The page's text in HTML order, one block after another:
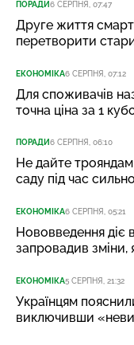
ПОРАДИ6 СЕРПНЯ, 07:47
Друге життя
перетворити
ЕКОНОМІКА6 СЕРПНЯ, 07:12
Для споживачів
точна ціна за 1
ПОРАДИ6 СЕРПНЯ, 06:10
Не дайте
саду під час
ЕКОНОМІКА6 СЕРПНЯ, 05:21
Нововведення діє
запровадив зміни,
ЕКОНОМІКА5 СЕРПНЯ, 21:32
Українцям
виключивши